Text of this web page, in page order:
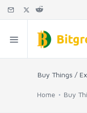
Buy Things /
Home Buy